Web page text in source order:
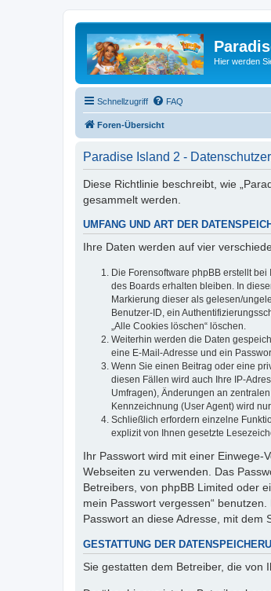
Hier werden
Schnellzugriff FAQ
Foren-Übersicht
Paradise Island 2 -
Diese Richtlinie beschreibt, wie
gesammelt werden.
UMFANG UND ART DER
Ihre Daten werden auf vier
Die Forensoftware phpBB erstellt
des Boards erhalten bleiben. In
Markierung dieser als gelesen/
Benutzer-ID, ein
„Alle Cookies löschen“ löschen.
Weiterhin werden die Daten
eine E-Mail-Adresse und ein
Wenn Sie einen Beitrag oder eine
diesen Fällen wird auch Ihre IP-
Umfragen), Änderungen an
Kennzeichnung (User Agent) wird
Schließlich erfordern einzelne
explizit von Ihnen gesetzte
Ihr Passwort wird mit einer Einwege-
Webseiten zu verwenden. Das
Betreibers, von phpBB Limited oder
mein Passwort vergessen“
Passwort an diese Adresse, mit dem
GESTATTUNG DER
Sie gestatten dem Betreiber, die von